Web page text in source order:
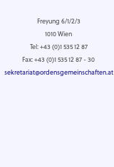
Freyung 6/1/2/3
1010 Wien
Tel: +43 (0)1 535 12 87
Fax: +43 (0)1 535 12 87 - 30
sekretariat@ordensgemeinschaften.at